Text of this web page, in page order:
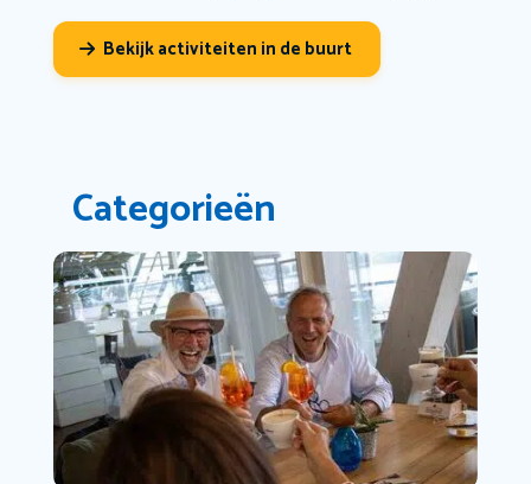
Bekijk activiteiten in de buurt
Categorieën